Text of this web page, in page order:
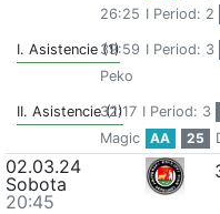
26:25 I Period: 2
I. Asistencie (1)39:59 I Period: 3
Peko
II. Asistencie (1)
32:17 I Period: 3
Magic
AA 25
02.03.24
Sobota
20:45